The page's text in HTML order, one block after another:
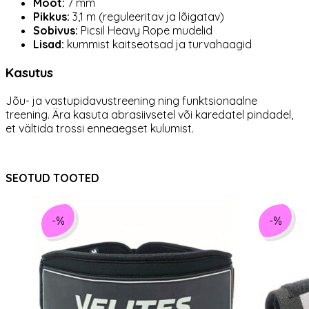
Mõõt: 7 mm
Pikkus: 3,1 m (reguleeritav ja lõigatav)
Sobivus: Picsil Heavy Rope mudelid
Lisad: kummist kaitseotsad ja turvahaagid
Kasutus
Jõu- ja vastupidavustreening ning funktsionaalne
treening. Ära kasuta abrasiivsetel või karedatel pindadel,
et vältida trossi enneaegset kulumist.
SEOTUD TOOTED
-% -%